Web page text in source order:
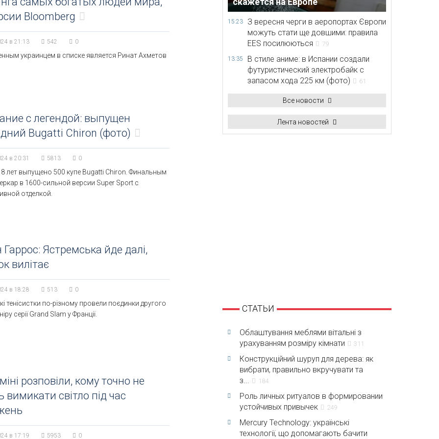
Bloomberg
в 21:13 542 0
украинцем в списке является Ринат Ахметов
с легендой: выпущен
Bugatti Chiron (фото)
в 20:31 5813 0
8 лет выпущено 500 купе Bugatti Chiron. Финальным
в 1600-сильной версии Super Sport с
отделкой.
Ястремська йде далі,
вилітає
в 18:28 513 0
тенісистки по-різному провели поєдинки другого
серії Grand Slam у Франції.
розповіли, кому точно не
вимикати світло під час
в 17:19 5953 0
15:23
З вересня черги в аеропортах Європи
можуть стати ще довшими: правила
EES посилюються
79
13:35
В стиле аниме: в Испании создали
футуристический электробайк с
запасом хода 225 км (фото)
61
Все новости
Лента новостей
СТАТЬИ
Облаштування меблями вітальні з
урахуванням розміру кімнати
311
Конструкційний шуруп для дерева: як
вибрати, правильно вкручувати та
з...
184
Роль личных ритуалов в формировании
устойчивых привычек
249
Mercury Technology: українські
технології, що допомагають бачити